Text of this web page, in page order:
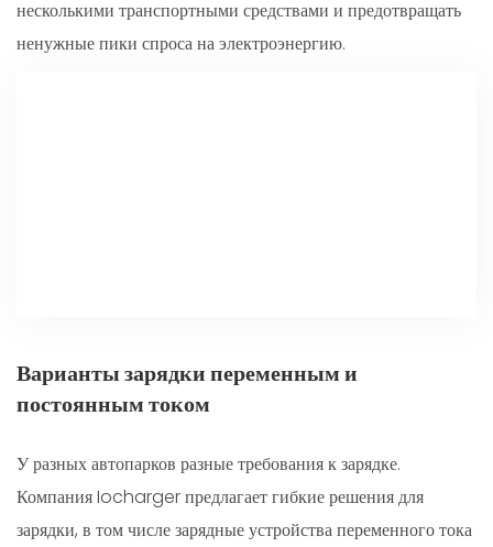
несколькими транспортными средствами и предотвращать
ненужные пики спроса на электроэнергию.
Варианты зарядки переменным и
постоянным током
У разных автопарков разные требования к зарядке.
Компания Iocharger предлагает гибкие решения для
зарядки, в том числе зарядные устройства переменного тока